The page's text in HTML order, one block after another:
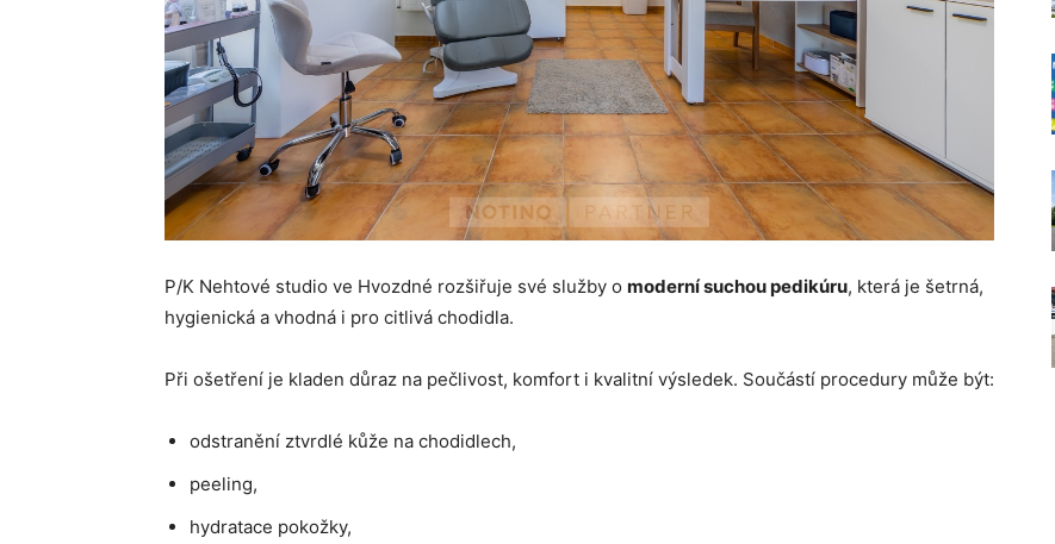
P/K Nehtové studio ve Hvozdné rozšiřuje své služby o moderní suchou pedikúru, která je šetrná,
hygienická a vhodná i pro citlivá chodidla.
Při ošetření je kladen důraz na pečlivost, komfort i kvalitní výsledek. Součástí procedury může být:
odstranění ztvrdlé kůže na chodidlech,
peeling,
hydratace pokožky,